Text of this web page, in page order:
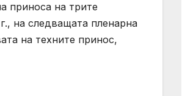
приноса на трите
на следващата пленарна
на техните принос,